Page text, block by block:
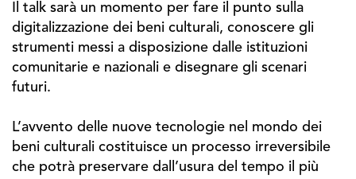
Il talk sarà un momento per fare il punto sulla
digitalizzazione dei beni culturali, conoscere gli
strumenti messi a disposizione dalle istituzioni
comunitarie e nazionali e disegnare gli scenari
futuri.
L’avvento delle nuove tecnologie nel mondo dei
beni culturali costituisce un processo irreversibile
che potrà preservare dall’usura del tempo il più